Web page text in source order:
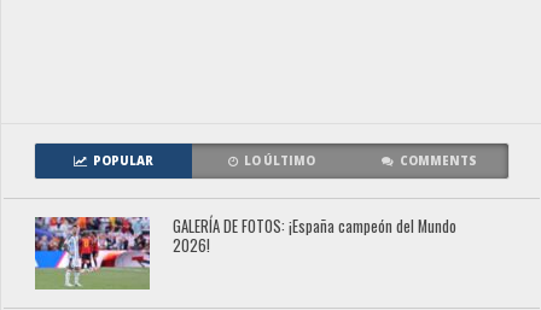
POPULAR LO ÚLTIMO COMMENTS
GALERÍA DE FOTOS: ¡España campeón del Mundo
2026!